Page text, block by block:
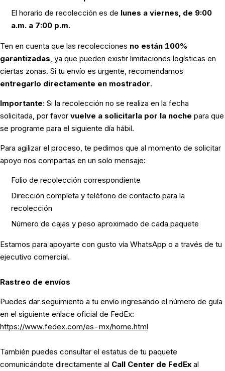
El horario de recolección es de lunes a viernes, de 9:00
a.m. a 7:00 p.m.
Ten en cuenta que las recolecciones no están 100%
garantizadas, ya que pueden existir limitaciones logísticas en
ciertas zonas. Si tu envío es urgente, recomendamos
entregarlo directamente en mostrador.
Importante: Si la recolección no se realiza en la fecha
solicitada, por favor vuelve a solicitarla por la noche para que
se programe para el siguiente día hábil.
Para agilizar el proceso, te pedimos que al momento de solicitar
apoyo nos compartas en un solo mensaje:
Folio de recolección correspondiente
Dirección completa y teléfono de contacto para la
recolección
Número de cajas y peso aproximado de cada paquete
Estamos para apoyarte con gusto vía WhatsApp o a través de tu
ejecutivo comercial.
Rastreo de envíos
Puedes dar seguimiento a tu envío ingresando el número de guía
en el siguiente enlace oficial de FedEx:
https://www.fedex.com/es-mx/home.html
También puedes consultar el estatus de tu paquete
comunicándote directamente al Call Center de FedEx al